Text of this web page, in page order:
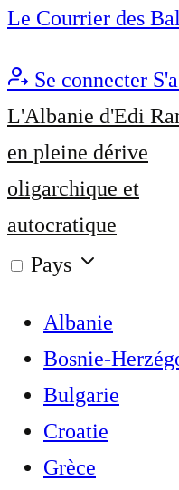
Le Courrier des
Se connecter
L'Albanie d'Edi
en pleine dérive
oligarchique et
autocratique
Pays
Albanie
Bosnie-
Bulgarie
Croatie
Grèce